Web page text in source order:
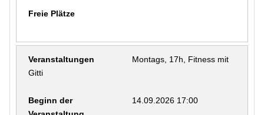
Montags, 17h, Fitness mit
Gitti
14.09.2026 17:00